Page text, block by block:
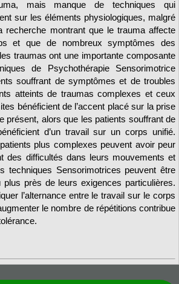
mais manque de techniques qui
sur les éléments physiologiques, malgré
recherche montrant que le trauma affecte
et que de nombreux symptômes des
traumas ont une importante composante
de Psychothérapie Sensorimotrice
souffrant de symptômes et de troubles
atteints de traumas complexes et ceux
bénéficient de l’accent placé sur la prise
présent, alors que les patients souffrant de
d’un travail sur un corps unifié.
plus complexes peuvent avoir peur
des difficultés dans leurs mouvements et
techniques Sensorimotrices peuvent être
plus près de leurs exigences particulières.
l’alternance entre le travail sur le corps
le nombre de répétitions contribue